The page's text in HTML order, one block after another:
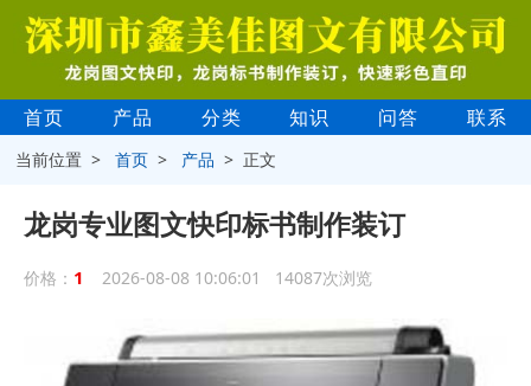
首页 产品 分类 知识 问答 联系
当前位置 >首页 > 产品 > 正文
龙岗专业图文快印标书制作装订
价格： 1 2026-08-08 10:06:01 14087次浏览